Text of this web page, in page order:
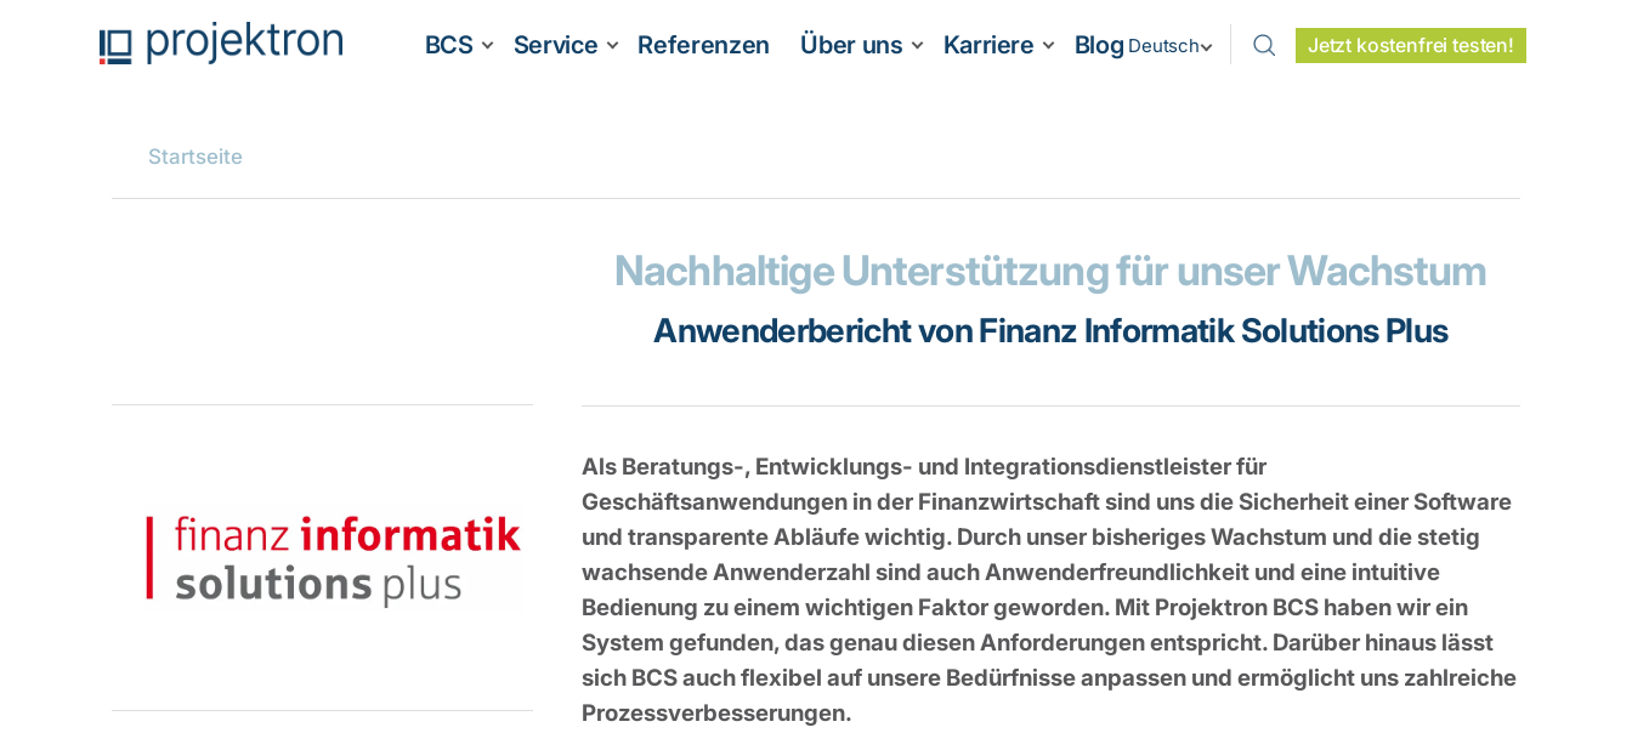
Deutsch Jetzt kostenfrei testen!
BCS Service Referenzen Über uns Karriere Blog
Startseite
Nachhaltige Unterstützung für unser Wachstum
Anwenderbericht von Finanz Informatik Solutions Plus
Als Beratungs-, Entwicklungs- und Integrationsdienstleister für
Geschäftsanwendungen in der Finanzwirtschaft sind uns die Sicherheit einer Software
und transparente Abläufe wichtig. Durch unser bisheriges Wachstum und die stetig
wachsende Anwenderzahl sind auch Anwenderfreundlichkeit und eine intuitive
Bedienung zu einem wichtigen Faktor geworden. Mit Projektron BCS haben wir ein
System gefunden, das genau diesen Anforderungen entspricht. Darüber hinaus lässt
sich BCS auch flexibel auf unsere Bedürfnisse anpassen und ermöglicht uns zahlreiche
Prozessverbesserungen.